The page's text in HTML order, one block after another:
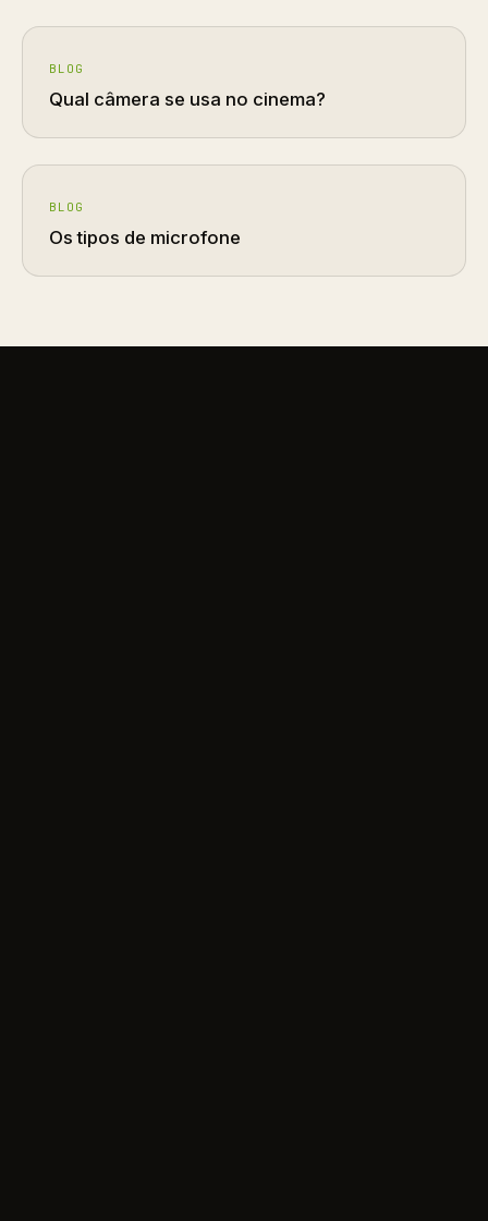
BLOG
Qual câmera se usa no cinema?
BLOG
Os tipos de microfone